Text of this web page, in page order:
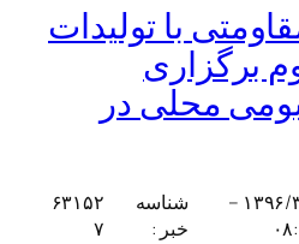
با تولیدات
برگزاری
محلی در
۱۳۹۶/۳/۶ –
شناسه
خبر :
۶۳۱۵۲
۷